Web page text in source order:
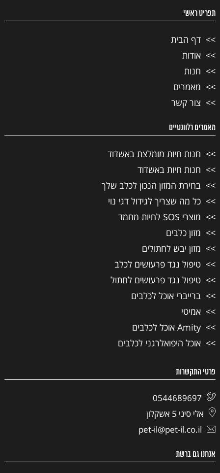
תפריט ראשי
דף הבית
אודות
חנות
מאמרים
צור קשר
מאמרים רלוונטיים
חנות חיות מומלצת באשדוד
חנות חיות באשדוד
בחירת המזון הנכון לכלב שלך
כל מה שצריך לגידול דגי נוי
מוצרי SOS לחיות מחמד
מזון כלבים
מזון יבש לחתולים
טיפול נגד פרעושים לכלב
טיפול נגד פרעושים לחתול
ברייברי אוכל לכלבים
אמיטי
Amity אוכל לכלבים
אוכל היפואלרגני לכלבים
פרטי התקשרות
0544689697
אלי סיני 5 אשקלון
pet-il@pet-il.co.il
אנחנו גם ברשת